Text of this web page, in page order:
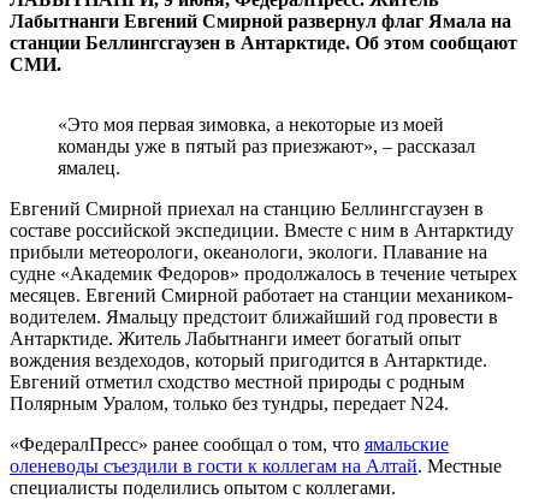
Лабытнанги Евгений Смирной развернул флаг Ямала на
станции Беллингсгаузен в Антарктиде. Об этом сообщают
СМИ.
«Это моя первая зимовка, а некоторые из моей
команды уже в пятый раз приезжают», – рассказал
ямалец.
Евгений Смирной приехал на станцию Беллингсгаузен в
составе российской экспедиции. Вместе с ним в Антарктиду
прибыли метеорологи, океанологи, экологи. Плавание на
судне «Академик Федоров» продолжалось в течение четырех
месяцев. Евгений Смирной работает на станции механиком-
водителем. Ямальцу предстоит ближайший год провести в
Антарктиде. Житель Лабытнанги имеет богатый опыт
вождения вездеходов, который пригодится в Антарктиде.
Евгений отметил сходство местной природы с родным
Полярным Уралом, только без тундры, передает N24.
«ФедералПресс» ранее сообщал о том, что ямальские
оленеводы съездили в гости к коллегам на Алтай. Местные
специалисты поделились опытом с коллегами.